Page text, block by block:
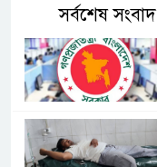
সর্বশেষ সংবাদ